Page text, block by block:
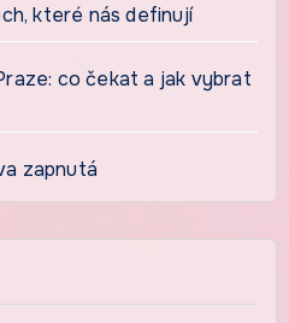
které nás definují
co čekat a jak vybrat
zapnutá